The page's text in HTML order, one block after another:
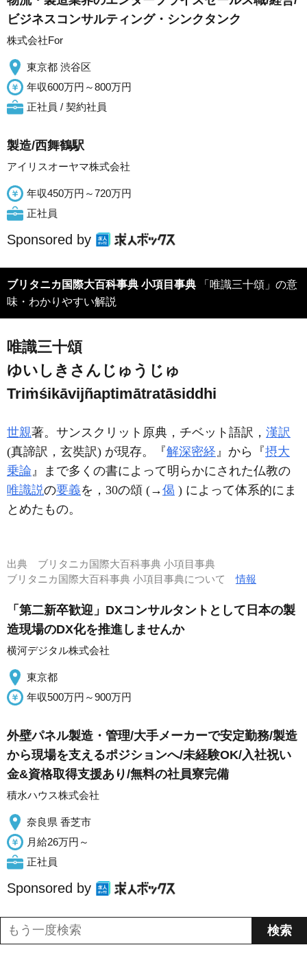
ビジネスコンサルティング・シンクタンク
株式会社For
東京都 渋谷区
年収600万円～800万円
正社員 / 契約社員
製造/西舞鶴駅
アイリスオーヤマ株式会社
年収450万円～720万円
正社員
Sponsored by
ブリタニカ国際大百科事典 小項目事典 「唯識三十頌」の意
味・わかりやすい解説
唯識三十頌
ゆいしきさんじゅうじゅ
Triṁśikāvijñaptimātratāsiddhi
世親著。サンスクリット原典，チベット語訳， 漢訳
(真諦訳，玄奘訳) が現存。『解深密経』から『摂大
乗論』まで多くの書によって明らかにされた仏教の
唯識説の要義を，30の頌 (→偈 ) によって体系的にま
とめたもの。
出典 ブリタニカ国際大百科事典 小項目事典
ブリタニカ国際大百科事典 小項目事典について情報
「第二新卒歓迎」DXコンサルタントとして日本の製
造現場のDX化を推進しませんか
横河デジタル株式会社
東京都
年収500万円～900万円
外壁パネル製造・管理/大手メーカーで安定勤務/製造
から現場を支えるポジションへ/未経験OK/入社祝い
金&資格取得支援あり/無料の社員寮完備
積水ハウス株式会社
奈良県 香芝市
月給26万円～
正社員
Sponsored by